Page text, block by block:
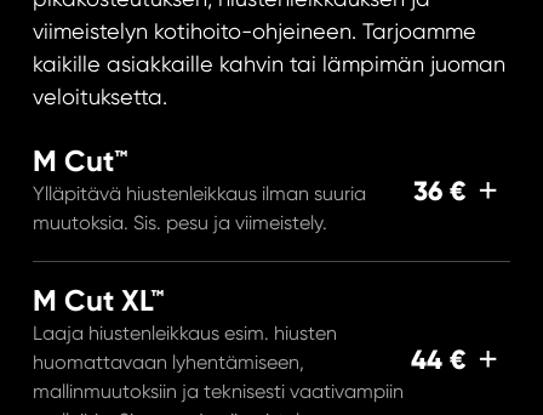
viimeistelyn kotihoito-ohjeineen. Tarjoamme
kaikille asiakkaille kahvin tai lämpimän juoman
veloituksetta.
M Cut™
Ylläpitävä hiustenleikkaus ilman suuria
muutoksia. Sis. pesu ja viimeistely.
36 €
M Cut XL™
Laaja hiustenleikkaus esim. hiusten
huomattavaan lyhentämiseen,
mallinmuutoksiin ja teknisesti vaativampiin
44 €